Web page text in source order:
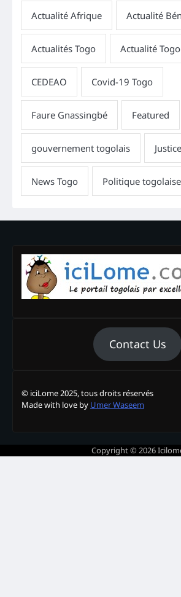
Contact Us
© iciLome 2025, tous droits réservés
Made with love by Umer Waseem
Copyright © 2026